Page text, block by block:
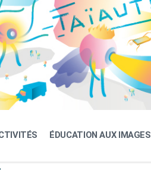
ÉDUCATION AUX IMAGES